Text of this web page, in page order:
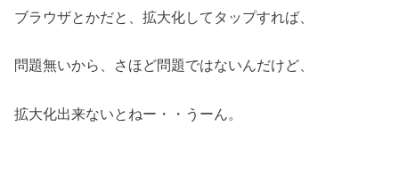
ブラウザとかだと、拡大化してタップすれば、
問題無いから、さほど問題ではないんだけど、
拡大化出来ないとねー・・うーん。